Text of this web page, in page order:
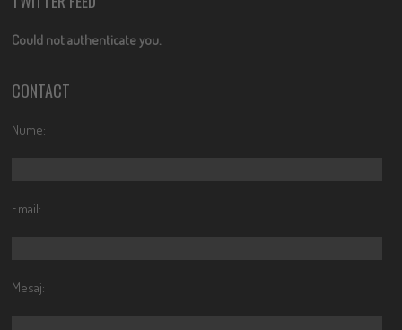
Could not authenticate you.
CONTACT
Nume:
Email:
Mesaj: